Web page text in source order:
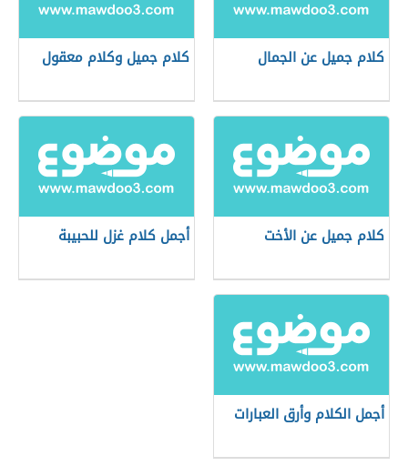
كلام جميل عن الجمال كلام جميل وكلام معقول
كلام جميل عن الأخت أجمل كلام غزل للحبيبة
أجمل الكلام وأرق العبارات